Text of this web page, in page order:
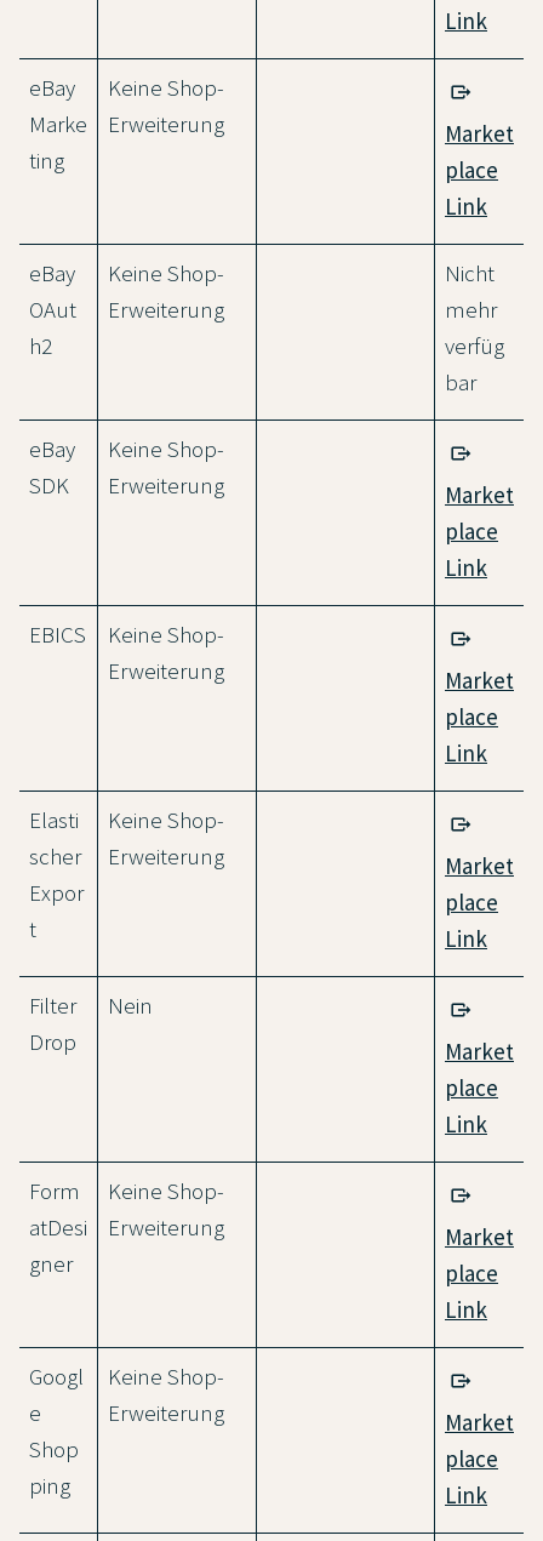
Link
eBay
Marke
ting
Keine Shop-
Erweiterung
Market
place
Link
eBay
OAut
h2
Keine Shop-
Erweiterung
Nicht
mehr
verfüg
bar
eBay
SDK
Keine Shop-
Erweiterung
Market
place
Link
EBICS
Keine Shop-
Erweiterung
Market
place
Link
Elasti
scher
Expor
t
Keine Shop-
Erweiterung
Market
place
Link
Filter
Drop
Nein
Market
place
Link
Form
atDesi
gner
Keine Shop-
Erweiterung
Market
place
Link
Googl
e
Shop
ping
Keine Shop-
Erweiterung
Market
place
Link